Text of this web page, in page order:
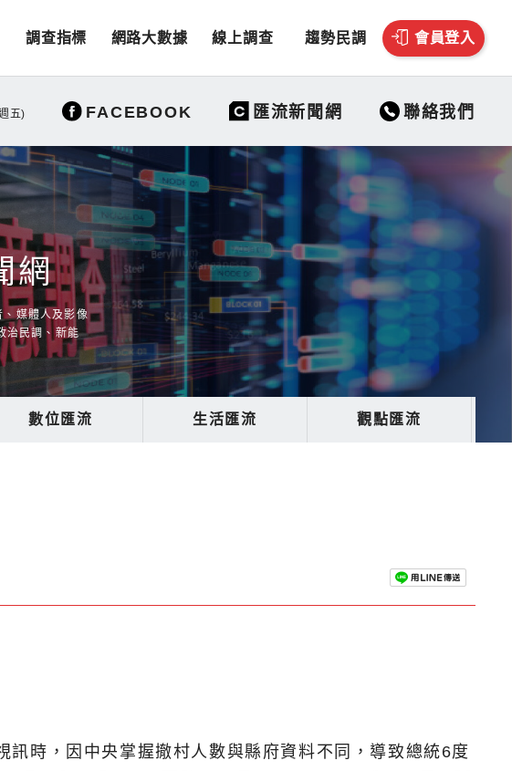
調查指標 網路大數據 線上調查 趨勢民調 會員登入
五) FACEBOOK 匯流新聞網 聯絡我們
網
媒體人及影像
治民調、新能
數位匯流 生活匯流 觀點匯流
時，因中央掌握撤村人數與縣府資料不同，導致總統6度